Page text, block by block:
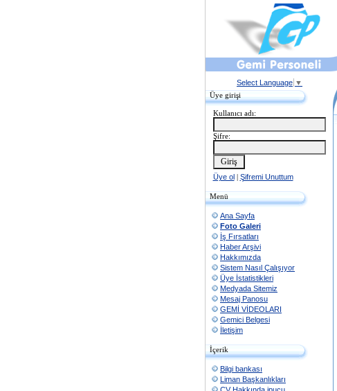
Select Language ▼
Üye girişi
Kullanıcı adı:
Şifre:
Üye ol| Şifremi Unuttum
Menü
Ana Sayfa
Foto Galeri
İş Fırsatları
Haber Arşivi
Hakkımızda
Sistem Nasıl Çalışıyor
Üye İstatistikleri
Medyada Sitemiz
Mesaj Panosu
GEMİ VİDEOLARI
Gemici Belgesi
İletişim
İçerik
Bilgi bankası
Liman Başkanlıkları